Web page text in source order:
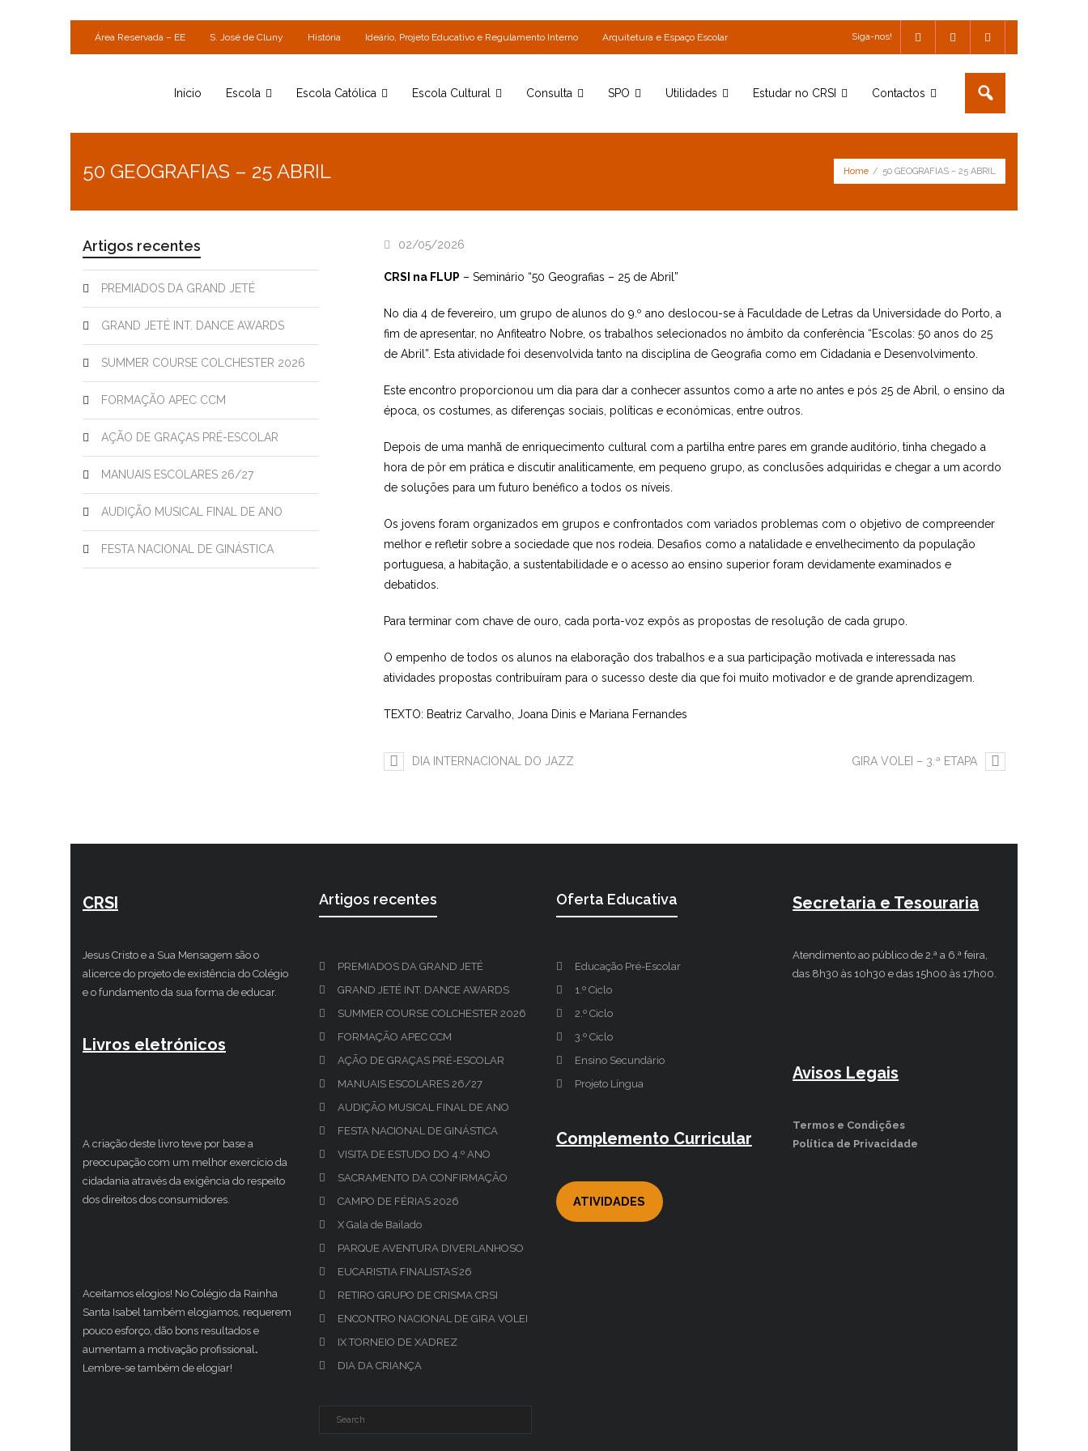
Área Reservada – EE S. José de Cluny História Ideário, Projeto Educativo e Regulamento Interno Arquitetura e Espaço Escolar Siga-nos!
Início Escola Escola Católica Escola Cultural Consulta SPO Utilidades Estudar no CRSI Contactos
50 GEOGRAFIAS – 25 ABRIL Home / 50 GEOGRAFIAS – 25 ABRIL
02/05/2026
CRSI na FLUP – Seminário “50 Geografias – 25 de Abril”
No dia 4 de fevereiro, um grupo de alunos do 9.º ano deslocou-se à Faculdade de Letras da Universidade do Porto, a
fim de apresentar, no Anfiteatro Nobre, os trabalhos selecionados no âmbito da conferência “Escolas: 50 anos do 25
de Abril”. Esta atividade foi desenvolvida tanto na disciplina de Geografia como em Cidadania e Desenvolvimento.
Este encontro proporcionou um dia para dar a conhecer assuntos como a arte no antes e pós 25 de Abril, o ensino da
época, os costumes, as diferenças sociais, políticas e económicas, entre outros.
Depois de uma manhã de enriquecimento cultural com a partilha entre pares em grande auditório, tinha chegado a
hora de pôr em prática e discutir analiticamente, em pequeno grupo, as conclusões adquiridas e chegar a um acordo
de soluções para um futuro benéfico a todos os níveis.
Os jovens foram organizados em grupos e confrontados com variados problemas com o objetivo de compreender
melhor e refletir sobre a sociedade que nos rodeia. Desafios como a natalidade e envelhecimento da população
portuguesa, a habitação, a sustentabilidade e o acesso ao ensino superior foram devidamente examinados e
debatidos.
Para terminar com chave de ouro, cada porta-voz expôs as propostas de resolução de cada grupo.
O empenho de todos os alunos na elaboração dos trabalhos e a sua participação motivada e interessada nas
atividades propostas contribuíram para o sucesso deste dia que foi muito motivador e de grande aprendizagem.
TEXTO: Beatriz Carvalho, Joana Dinis e Mariana Fernandes
DIA INTERNACIONAL DO JAZZ GIRA VOLEI – 3.ª ETAPA
Artigos recentes
PREMIADOS DA GRAND JETÉ
GRAND JETÉ INT. DANCE AWARDS
SUMMER COURSE COLCHESTER 2026
FORMAÇÃO APEC CCM
AÇÃO DE GRAÇAS PRÉ-ESCOLAR
MANUAIS ESCOLARES 26/27
AUDIÇÃO MUSICAL FINAL DE ANO
FESTA NACIONAL DE GINÁSTICA
CRSI
Jesus Cristo e a Sua Mensagem são o
alicerce do projeto de existência do Colégio
e o fundamento da sua forma de educar.
Livros eletrónicos
A criação deste livro teve por base a
preocupação com um melhor exercício da
cidadania através da exigência do respeito
dos direitos dos consumidores.
Aceitamos elogios! No Colégio da Rainha
Santa Isabel também elogiamos, requerem
pouco esforço, dão bons resultados e
aumentam a motivação profissional.
Lembre-se também de elogiar!
Artigos recentes
PREMIADOS DA GRAND JETÉ
GRAND JETÉ INT. DANCE AWARDS
SUMMER COURSE COLCHESTER 2026
FORMAÇÃO APEC CCM
AÇÃO DE GRAÇAS PRÉ-ESCOLAR
MANUAIS ESCOLARES 26/27
AUDIÇÃO MUSICAL FINAL DE ANO
FESTA NACIONAL DE GINÁSTICA
VISITA DE ESTUDO DO 4.º ANO
SACRAMENTO DA CONFIRMAÇÃO
CAMPO DE FÉRIAS 2026
X Gala de Bailado
PARQUE AVENTURA DIVERLANHOSO
EUCARISTIA FINALISTAS’26
RETIRO GRUPO DE CRISMA CRSI
ENCONTRO NACIONAL DE GIRA VOLEI
IX TORNEIO DE XADREZ
DIA DA CRIANÇA
Oferta Educativa
Educação Pré-Escolar
1.º Ciclo
2.º Ciclo
3.º Ciclo
Ensino Secundário
Projeto Língua
Complemento Curricular
ATIVIDADES
Secretaria e Tesouraria
Atendimento ao público de 2.ª a 6.ª feira,
das 8h30 às 10h30 e das 15h00 às 17h00.
Avisos Legais
Termos e Condições
Política de Privacidade